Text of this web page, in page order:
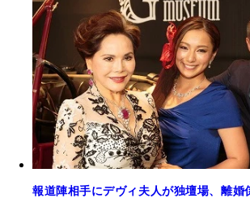
報道陣相手にデヴィ夫人が独壇場、離婚